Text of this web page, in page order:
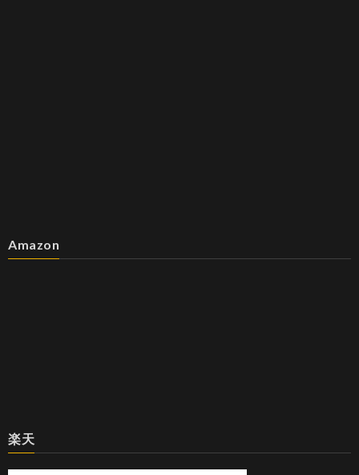
Amazon
楽天